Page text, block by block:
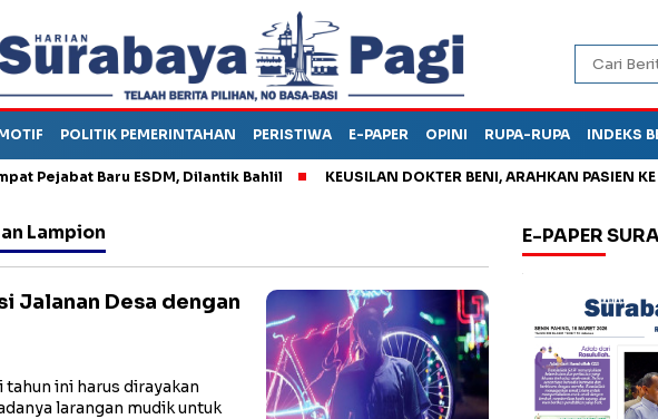
POLITIK PEMERINTAHAN PERISTIWA E-PAPER OPINI RUPA-RUPA INDEKS
Baru ESDM, Dilantik Bahlil KEUSILAN DOKTER BENI, ARAHKAN PASIEN KE
Lampion
Jalanan Desa dengan
ini harus dirayakan
larangan mudik untuk
E-PAPER